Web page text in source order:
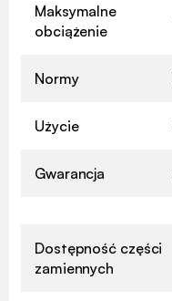
Maksymalne
obciążenie
Normy
Użycie
Gwarancja
Dostępność części
zamiennych